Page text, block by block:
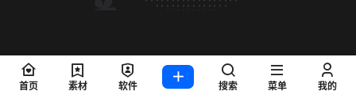
首页 素材 软件 搜索 菜单 我的